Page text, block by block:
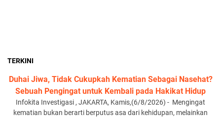
TERKINI
Duhai Jiwa, Tidak Cukupkah Kematian Sebagai Nasehat?
Sebuah Pengingat untuk Kembali pada Hakikat Hidup
Infokita Investigasi , JAKARTA, Kamis,(6/8/2026) - Mengingat
kematian bukan berarti berputus asa dari kehidupan, melainkan